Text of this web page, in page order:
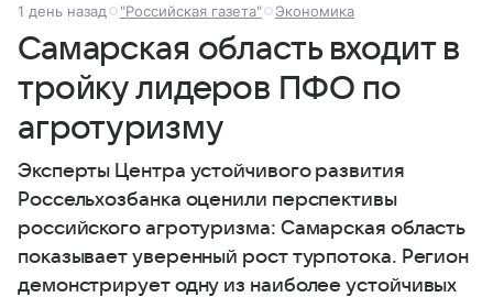
1 день назад "Российская газета" Экономика
Самарская область входит в
тройку лидеров ПФО по
агротуризму
Эксперты Центра устойчивого развития
Россельхозбанка оценили перспективы
российского агротуризма: Самарская область
показывает уверенный рост турпотока. Регион
демонстрирует одну из наиболее устойчивых